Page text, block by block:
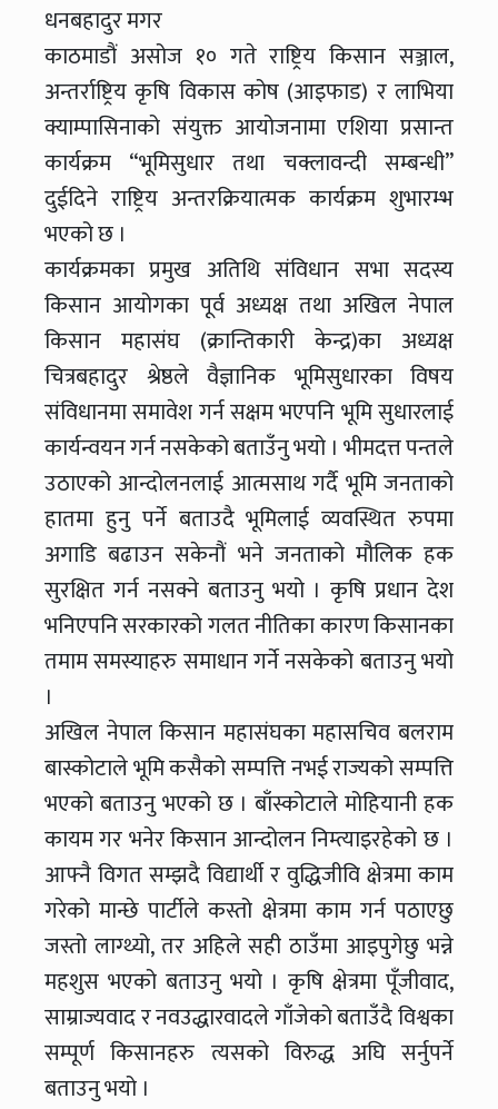
धनबहादुर मगर
काठमाडौं असोज १० गते राष्ट्रिय किसान सञ्जाल,
अन्तर्राष्ट्रिय कृषि विकास कोष (आइफाड) र लाभिया
क्याम्पासिनाको संयुक्त आयोजनामा एशिया प्रसान्त
कार्यक्रम “भूमिसुधार तथा चक्लावन्दी सम्बन्धी’’
दुईदिने राष्ट्रिय अन्तरक्रियात्मक कार्यक्रम शुभारम्भ
भएको छ ।
कार्यक्रमका प्रमुख अतिथि संविधान सभा सदस्य
किसान आयोगका पूर्व अध्यक्ष तथा अखिल नेपाल
किसान महासंघ (क्रान्तिकारी केन्द्र)का अध्यक्ष
चित्रबहादुर श्रेष्ठले वैज्ञानिक भूमिसुधारका विषय
संविधानमा समावेश गर्न सक्षम भएपनि भूमि सुधारलाई
कार्यन्वयन गर्न नसकेको बताउँनु भयो । भीमदत्त पन्तले
उठाएको आन्दोलनलाई आत्मसाथ गर्दै भूमि जनताको
हातमा हुनु पर्ने बताउदै भूमिलाई व्यवस्थित रुपमा
अगाडि बढाउन सकेनौं भने जनताको मौलिक हक
सुरक्षित गर्न नसक्ने बताउनु भयो । कृषि प्रधान देश
भनिएपनि सरकारको गलत नीतिका कारण किसानका
तमाम समस्याहरु समाधान गर्ने नसकेको बताउनु भयो
।
अखिल नेपाल किसान महासंघका महासचिव बलराम
बास्कोटाले भूमि कसैको सम्पत्ति नभई राज्यको सम्पत्ति
भएको बताउनु भएको छ । बाँस्कोटाले मोहियानी हक
कायम गर भनेर किसान आन्दोलन निम्त्याइरहेको छ ।
आफ्नै विगत सम्झदै विद्यार्थी र वुद्धिजीवि क्षेत्रमा काम
गरेको मान्छे पार्टीले कस्तो क्षेत्रमा काम गर्न पठाएछु
जस्तो लाग्थ्यो, तर अहिले सही ठाउँमा आइपुगेछु भन्ने
महशुस भएको बताउनु भयो । कृषि क्षेत्रमा पूँजीवाद,
साम्राज्यवाद र नवउद्धारवादले गाँजेको बताउँदै विश्वका
सम्पूर्ण किसानहरु त्यसको विरुद्ध अघि सर्नुपर्ने
बताउनु भयो ।